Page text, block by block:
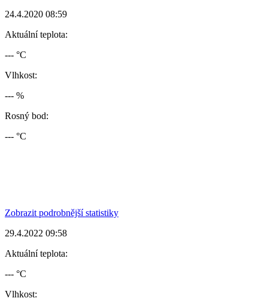
24.4.2020 08:59
Aktuální teplota:
--- °C
Vlhkost:
--- %
Rosný bod:
--- °C
Zobrazit podrobnější statistiky
29.4.2022 09:58
Aktuální teplota:
--- °C
Vlhkost: